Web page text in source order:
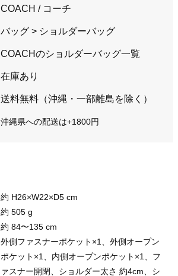
COACH / コーチ
バッグ> ショルダーバッグ
COACHのショルダーバッグ一覧
在庫あり
送料無料（沖縄・一部離島を除く）
沖縄県への配送は+1800円
約 H26×W22×D5 cm
約 505 g
約 84〜135 cm
外側ファスナーポケット×1、外側オープン
ポケット×1、内側オープンポケット×1、フ
ァスナー開閉、ショルダー太さ 約4cm、シ